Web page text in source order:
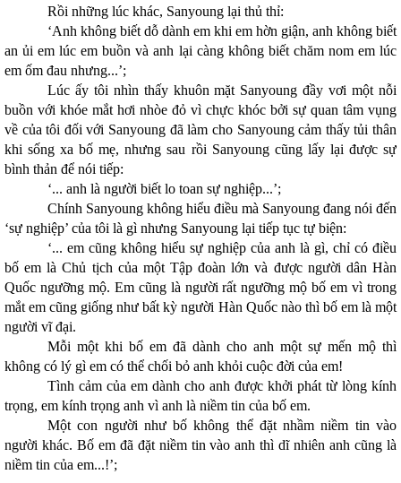
Rồi những lúc khác, Sanyoung lại thủ thỉ:
‘Anh không biết dỗ dành em khi em hờn giận, anh không biết
an ủi em lúc em buồn và anh lại càng không biết chăm nom em lúc
em ốm đau nhưng...’;
Lúc ấy tôi nhìn thấy khuôn mặt Sanyoung đầy vơi một nỗi
buồn với khóe mắt hơi nhòe đỏ vì chực khóc bởi sự quan tâm vụng
về của tôi đối với Sanyoung đã làm cho Sanyoung cảm thấy tủi thân
khi sống xa bố mẹ, nhưng sau rồi Sanyoung cũng lấy lại được sự
bình thản để nói tiếp:
‘... anh là người biết lo toan sự nghiệp...’;
Chính Sanyoung không hiểu điều mà Sanyoung đang nói đến
‘sự nghiệp’ của tôi là gì nhưng Sanyoung lại tiếp tục tự biện:
‘... em cũng không hiểu sự nghiệp của anh là gì, chỉ có điều
bố em là Chủ tịch của một Tập đoàn lớn và được người dân Hàn
Quốc ngưỡng mộ. Em cũng là người rất ngưỡng mộ bố em vì trong
mắt em cũng giống như bất kỳ người Hàn Quốc nào thì bố em là một
người vĩ đại.
Mỗi một khi bố em đã dành cho anh một sự mến mộ thì
không có lý gì em có thể chối bỏ anh khỏi cuộc đời của em!
Tình cảm của em dành cho anh được khởi phát từ lòng kính
trọng, em kính trọng anh vì anh là niềm tin của bố em.
Một con người như bố không thể đặt nhầm niềm tin vào
người khác. Bố em đã đặt niềm tin vào anh thì dĩ nhiên anh cũng là
niềm tin của em...!’;